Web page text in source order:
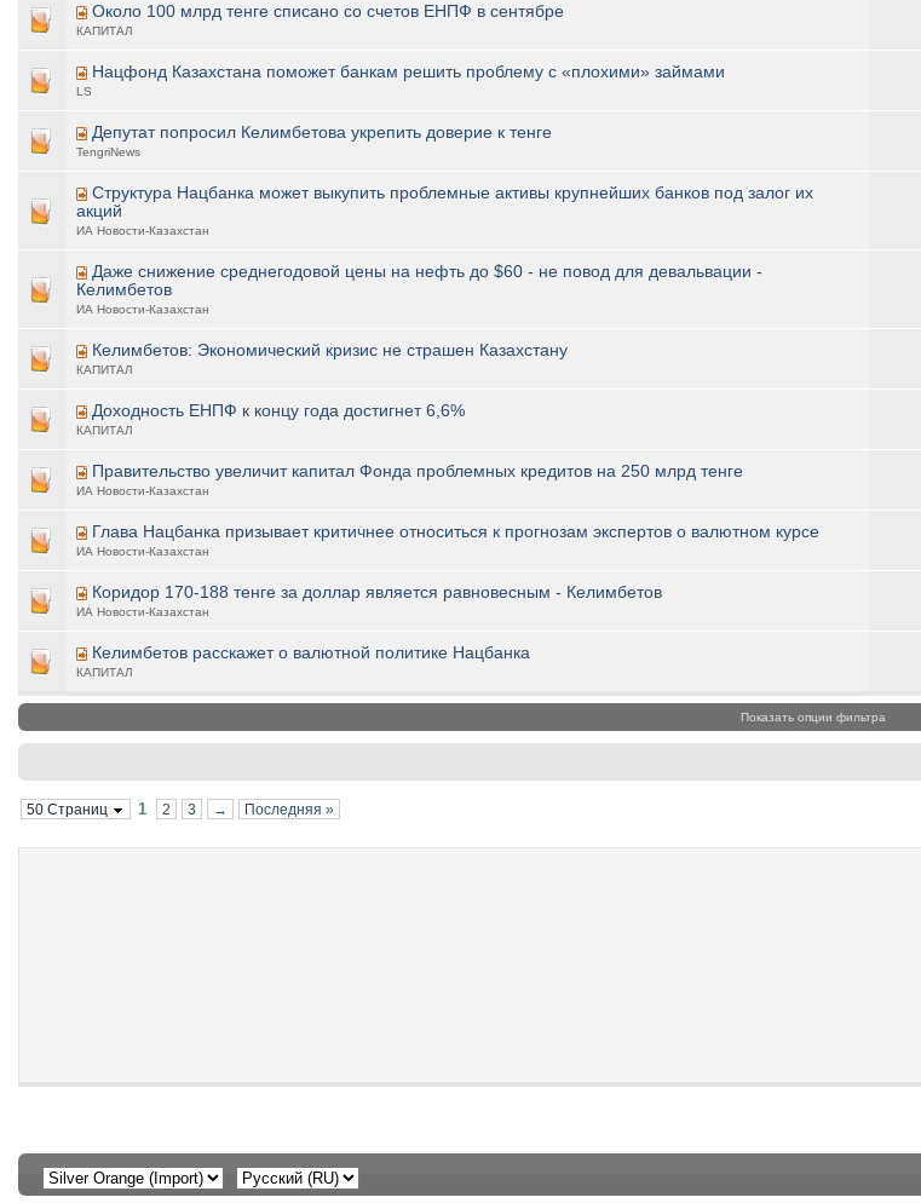
Около 100 млрд тенге списано со счетов ЕНПФ в сентябре
КАПИТАЛ
Нацфонд Казахстана поможет банкам решить проблему с «плохими» займами
LS
Депутат попросил Келимбетова укрепить доверие к тенге
TengriNews
Структура Нацбанка может выкупить проблемные активы крупнейших банков под залог их
акций
ИА Новости-Казахстан
Даже снижение среднегодовой цены на нефть до $60 - не повод для девальвации -
Келимбетов
ИА Новости-Казахстан
Келимбетов: Экономический кризис не страшен Казахстану
КАПИТАЛ
Доходность ЕНПФ к концу года достигнет 6,6%
КАПИТАЛ
Правительство увеличит капитал Фонда проблемных кредитов на 250 млрд тенге
ИА Новости-Казахстан
Глава Нацбанка призывает критичнее относиться к прогнозам экспертов о валютном курсе
ИА Новости-Казахстан
Коридор 170-188 тенге за доллар является равновесным - Келимбетов
ИА Новости-Казахстан
Келимбетов расскажет о валютной политике Нацбанка
КАПИТАЛ
Показать опции фильтра
50 Страниц 1 2 3 → Последняя »